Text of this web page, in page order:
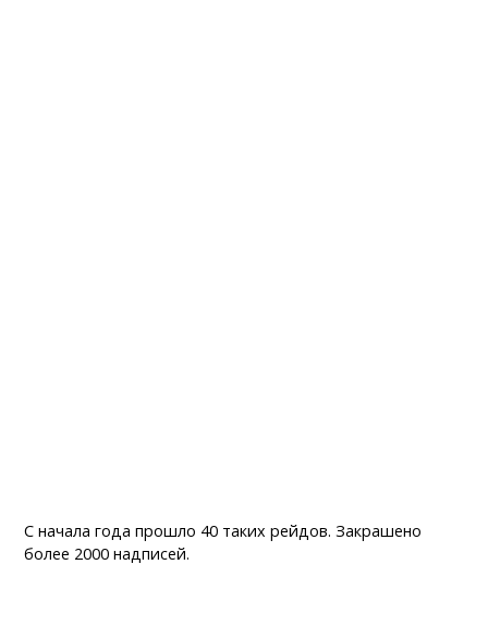
С начала года прошло 40 таких рейдов. Закрашено
более 2000 надписей.